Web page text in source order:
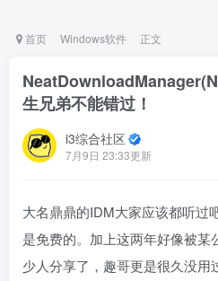
首页 Windows软件 正文
生兄弟不能错过！
i3综合社区
7月9日 23:33更新
大名鼎鼎的IDM大家应该都听过
是免费的。加上这两年好像被某
少人分享了，趣哥更是很久没用